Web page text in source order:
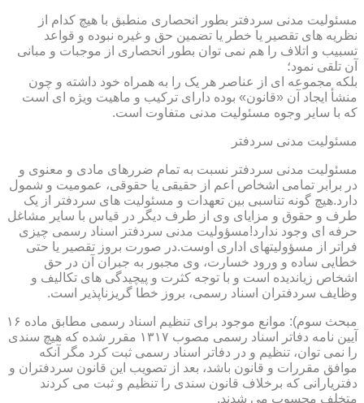
مسئولیت مدنی سردفتر بطور انحصاری منطبق با هیچ کدام از
نظریه های تقصیر یا خطر یا تضمین حق و غیره نبوده و قواعد
تسبیب و اتلاف را هم نمی توان بطور انحصاری از موجبات و مبانی
آن تلقی نمود؛
بلکه مجموعه ای از عناصر هر یک را به همراه خود داشته و چون
منشأ ایجاد آن «قانون» بوده دارای ترکیب و ماهیت ویژه ای است
که با سایر وجوه مسئولیت مدنی متفاوت است.
مسئولیت مدنی سردفتر
مسئولیت مدنی سردفتر نسبت به تمام ضررهای مادی و معنوی و
در برابر تمامی اشخاص اعم از حقیقی یا حقوقی، عمومیت و شمول
دارد.هیچ گونه تناسبی بین تعهدات و مسئولیت های سردفتر از یک
طرف و حقوق و مزایای وی از طرف دیگر در قیاس با سایر مشاغل
حرفه ای وجود ندارد!مسؤولیت مدنی سردفتر اسناد رسمی چیزی
فراتر از مسؤولیتهای اداری اوست.در صورت بروز تقصیر یا حتی
خطایی ساده و ورود خسارت، وی مجبور به جبران آن در حق
اشخاص زیاندیده است و با توجه کثرت و پیچیدگی های تکالیف و
وظایف سردفتران اسناد رسمی، بروز خطا گریزناپذیر است.
مبحث سوم): موانع موجود برای تنظیم اسناد رسمی مطابق ماده ۱۶
آیین نامه دفاتر اسناد رسمی مصوب ۱۳۱۷ مقرر شده که هیچ سندی
را نمی توان، تنظیم و در دفاتر اسناد رسمی ثبت کرد مگر آنکه
موافق مقررات و قانون باشد، بعد از تصویب این قانون سردفتران و
دفتریارانی که برخلاف قانون سندی را تنظیم و ثبت می کردند
متخلف محسوب می شدند.